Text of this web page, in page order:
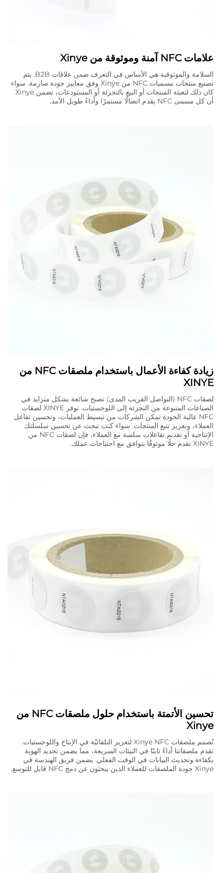
علامات NFC آمنة وموثوقة من Xinye
السلامة والموثوقية هي الأساس في التعرف ضمن علاقات B2B. يتم
تصنيع منتجات مسميات NFC من Xinye وفق معايير جودة صارمة. سواء
كان ذلك لتعبئة المنتجات أو البيع بالتجزئة أو المستودعات، تضمن Xinye
أن كل مسمى NFC يقدم اتصالًا مستمرًا وأداءً طويل الأمد.
زيادة كفاءة الأعمال باستخدام ملصقات NFC من
XINYE
لصقات NFC (التواصل القريب المدى) تصبح شائعة بشكل متزايد في
الصناعات المتنوعة من التجزئة إلى اللوجستيات. توفر XINYE لصقات
NFC عالية الجودة تمكن الشركات من تبسيط العمليات، وتحسين تفاعل
العملاء، وتعزيز تتبع المنتجات. سواء كنت تبحث عن تحسين سلسلتك
الإنتاجية أو تقديم تفاعلات سلسة مع العملاء، فإن لصقات NFC من
XINYE تقدم حلًا موثوقًا يتوافق مع احتياجات عملك.
تحسين الأتمتة باستخدام حلول ملصقات NFC من
Xinye
تُصمم ملصقات Xinye NFC لتعزيز التلقائيّة في الإنتاج واللوجستيات.
تقدم ملصقاتنا أداءً ثابتًا في البيئات السريعة، مما يضمن تحديد الهوية
بكفاءة وتحديث البيانات في الوقت الفعلي. يضمن فريق الهندسة في
Xinye جودة الملصقات للعملاء الذين يبحثون عن دمج NFC قابل للتوسع.